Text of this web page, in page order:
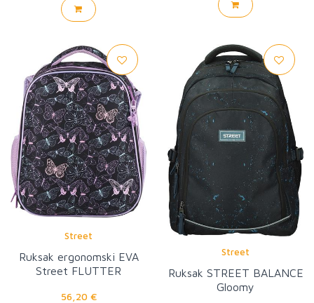
Street
Ruksak ergonomski EVA
Street FLUTTER
56,20 €
Street
Ruksak STREET BALANCE
Gloomy